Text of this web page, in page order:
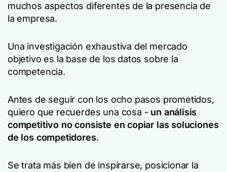
muchos aspectos diferentes de la presencia de
la empresa.
Una investigación exhaustiva del mercado
objetivo es la base de los datos sobre la
competencia.
Antes de seguir con los ocho pasos prometidos,
quiero que recuerdes una cosa - un análisis
competitivo no consiste en copiar las soluciones
de los competidores.
Se trata más bien de inspirarse, posicionar la